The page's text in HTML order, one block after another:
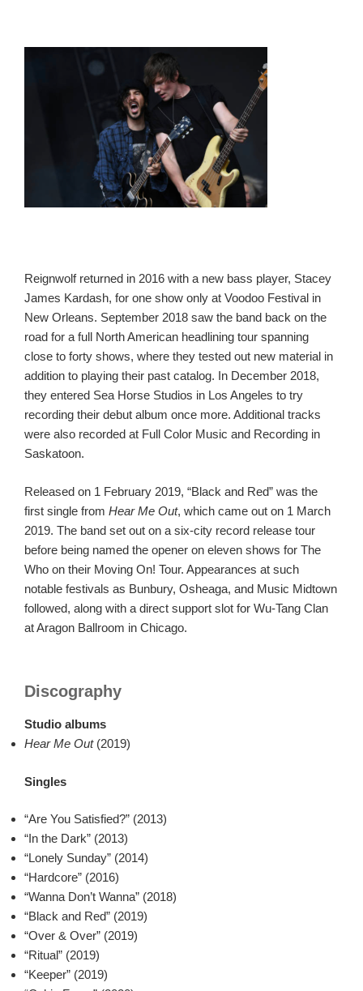
Reignwolf returned in 2016 with a new bass player, Stacey
James Kardash, for one show only at Voodoo Festival in
New Orleans. September 2018 saw the band back on the
road for a full North American headlining tour spanning
close to forty shows, where they tested out new material in
addition to playing their past catalog. In December 2018,
they entered Sea Horse Studios in Los Angeles to try
recording their debut album once more. Additional tracks
were also recorded at Full Color Music and Recording in
Saskatoon.
Released on 1 February 2019, “Black and Red” was the
first single from Hear Me Out, which came out on 1 March
2019. The band set out on a six-city record release tour
before being named the opener on eleven shows for The
Who on their Moving On! Tour. Appearances at such
notable festivals as Bunbury, Osheaga, and Music Midtown
followed, along with a direct support slot for Wu-Tang Clan
at Aragon Ballroom in Chicago.
Discography
Studio albums
Hear Me Out(2019)
Singles
“Are You Satisfied?” (2013)
“In the Dark” (2013)
“Lonely Sunday” (2014)
“Hardcore” (2016)
“Wanna Don’t Wanna” (2018)
“Black and Red” (2019)
“Over & Over” (2019)
“Ritual” (2019)
“Keeper” (2019)